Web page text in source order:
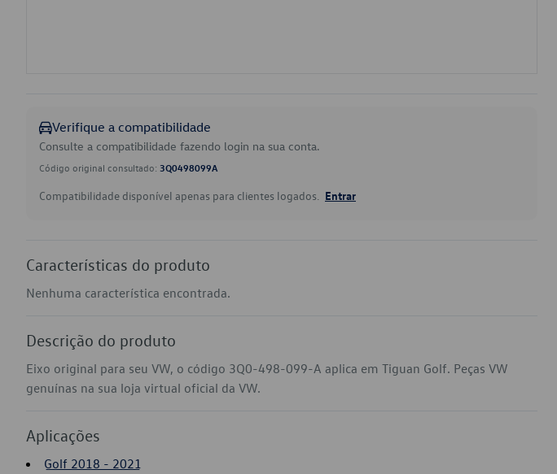
Verifique a compatibilidade
Consulte a compatibilidade fazendo login na sua conta.
Código original consultado: 3Q0498099A
Compatibilidade disponível apenas para clientes logados. Entrar
Características do produto
Nenhuma característica encontrada.
Descrição do produto
Eixo original para seu VW, o código 3Q0-498-099-A aplica em Tiguan Golf. Peças VW
genuínas na sua loja virtual oficial da VW.
Aplicações
Golf 2018 - 2021